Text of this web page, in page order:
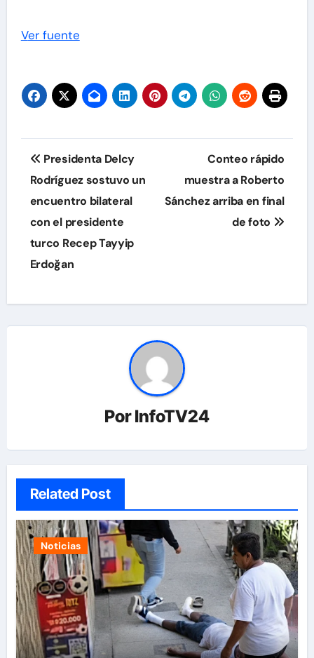
Ver fuente
Navegación
de
entradas
Presidenta Delcy
Rodríguez sostuvo un
encuentro bilateral
con el presidente
turco Recep Tayyip
Erdoğan
Conteo rápido
muestra a Roberto
Sánchez arriba en final
de foto
PorInfoTV24
Related Post
Noticias